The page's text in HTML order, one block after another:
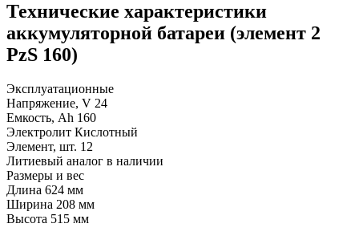
Технические характеристики
аккумуляторной батареи (элемент 2
PzS 160)
Эксплуатационные
Напряжение, V 24
Емкость, Ah 160
Электролит Кислотный
Элемент, шт. 12
Литиевый аналог в наличии
Размеры и вес
Длина 624 мм
Ширина 208 мм
Высота 515 мм